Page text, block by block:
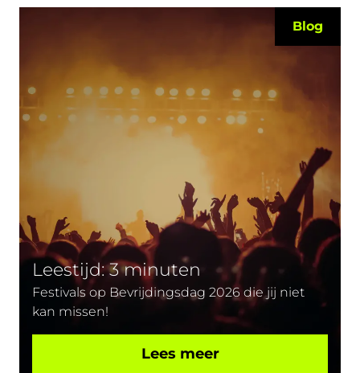
Blog
Festivals op Bevrijdingsdag 2026 die jij niet
kan missen!
Leestijd: 3 minuten
Lees meer